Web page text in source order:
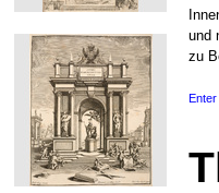
und
zu
Enter